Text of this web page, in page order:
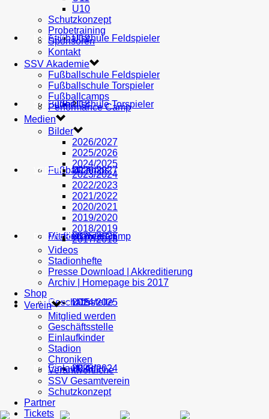
AH U19
U18
U17
U16
U15
U14
Fußballschule Feldspieler
Fußballschule Torspieler
Fußballcamps
Performance Camp
MEDIEN
Bilder
2026/2027
2025/2026
2024/2025
2023/2024
SHOP
VEREIN
Mitglied werden
Geschäftsstelle
Einlaufkinder
PARTNER
TICKETS
NEWS
U10
Schutzkonzept
Probetraining
Sponsoren
Kontakt
SSV Akademie
Fußballschule Feldspieler
Fußballschule Torspieler
Fußballcamps
Performance Camp
Medien
Bilder
2026/2027
2025/2026
2024/2025
2023/2024
2022/2023
2021/2022
2020/2021
2019/2020
2018/2019
2017/2018
Videos
Stadionhefte
Presse Download | Akkreditierung
Archiv | Homepage bis 2017
Shop
Verein
Mitglied werden
Geschäftsstelle
Einlaufkinder
Stadion
Chroniken
Verantwortliche
SSV Gesamtverein
Schutzkonzept
Partner
Tickets